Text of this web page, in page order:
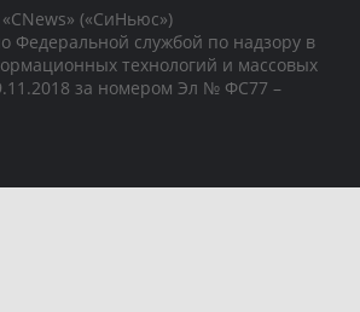
(«СиНьюс»)
Федеральной службой по надзору в
технологий и массовых
за номером Эл № ФС77 –